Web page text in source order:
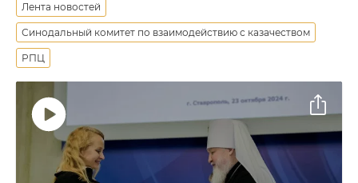
Лента новостей
Синодальный комитет по взаимодействию с казачеством
РПЦ
Воспроизвести
видео